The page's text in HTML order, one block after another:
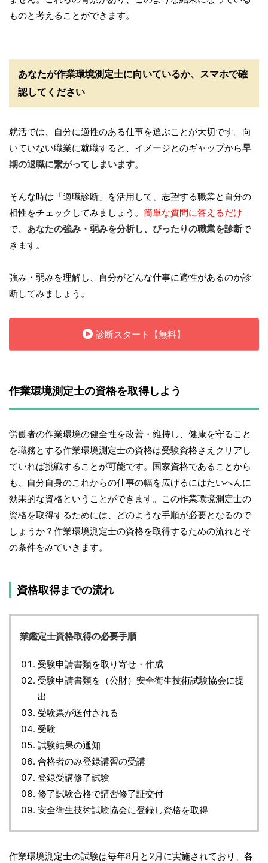
ものと考えることができます。
あなたが作業環境測定士に向いているか、スマホで確
認してください
就活では、自分に適性のある仕事を選ぶことが大切です。向
いていない職業に就職すると、イメージとのギャップから早
期の退職に繋がってしまいます。
そんな時は「適職診断」を活用して、志望する職業と自分の
相性をチェックしてみましょう。 簡単な質問に答えるだけ
で、 あなたの強み・弱みを分析し、ぴったりの職業を診断で
きます。
強み・弱みを理解し、自分がどんな仕事に適性があるのか診
断してみましょう。
診断スタート【無料】
作業環境測定士の資格を取得しよう
労働者の作業環境の健全性を改善・維持し、健康を守ること
を職務とする作業環境測定士の資格は受験資格さえクリアし
ていれば挑戦することが可能です。国家資格であることから
も、自分自身のこれからの仕事の幅を広げるにはたいへんに
効果的な資格ということができます。この作業環境測定士の
資格を取得するためには、どのような手順が必要となるので
しょうか？作業環境測定士の資格を取得するための流れとそ
の条件をみていきます。
資格取得までの流れ
業鑑定士資格取得の必要手順
受験申請書類を取り寄せ・作成
受験申請書類を（公財）安全衛生技術試験協会に提
出
受験票が送付される
受験
試験結果の通知
合格者のみ登録講習の受講
登録受講修了試験
修了試験合格で講習修了証交付
安全衛生技術試験協会に登録し資格を取得
作業環境測定士の試験は毎年8月と2月に実施されており、各